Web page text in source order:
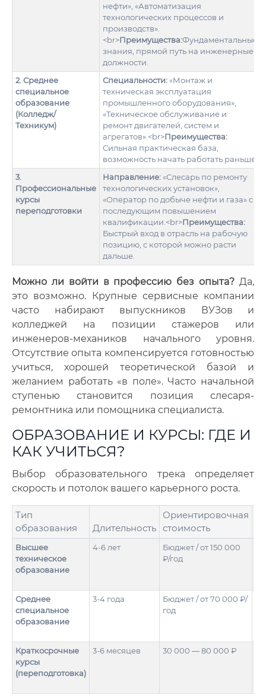
нефти», «Автоматизация
технологических процессов и
производств».
<br>Преимущества:Фундаментальные
знания, прямой путь на инженерные
должности.
2. Среднее
специальное
образование
(Колледж/
Техникум)
Специальности:«Монтаж и
техническая эксплуатация
промышленного оборудования»,
«Техническое обслуживание и
ремонт двигателей, систем и
агрегатов».<br>Преимущества:
Сильная практическая база,
возможность начать работать раньше.
3.
Профессиональные
курсы
переподготовки
Направление: «Слесарь по ремонту
технологических установок»,
«Оператор по добыче нефти и газа» с
последующим повышением
квалификации.<br>Преимущества:
Быстрый вход в отрасль на рабочую
позицию, с которой можно расти
дальше.
Можно ли войти в профессию без опыта? Да,
это возможно. Крупные сервисные компании
часто набирают выпускников ВУЗов и
колледжей на позиции стажеров или
инженеров-механиков начального уровня.
Отсутствие опыта компенсируется готовностью
учиться, хорошей теоретической базой и
желанием работать «в поле». Часто начальной
ступенью становится позиция слесаря-
ремонтника или помощника специалиста.
ОБРАЗОВАНИЕ И КУРСЫ: ГДЕ И
КАК УЧИТЬСЯ?
Выбор образовательного трека определяет
скорость и потолок вашего карьерного роста.
Тип
образования
Длительность
Ориентировочная
стоимость
Высшее
техническое
образование
4-6 лет
Бюджет / от 150 000
₽/год
Среднее
специальное
образование
3-4 года
Бюджет / от 70 000 ₽/
год
Краткосрочные
курсы
(переподготовка)
3-6 месяцев 30 000 — 80 000 ₽